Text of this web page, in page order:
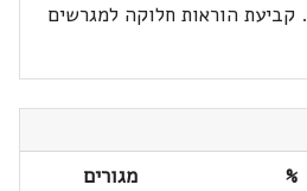
פתוח שבילים ודרכים. 3. קביעת הוראות חלוקה למגרשים
%
מגורים